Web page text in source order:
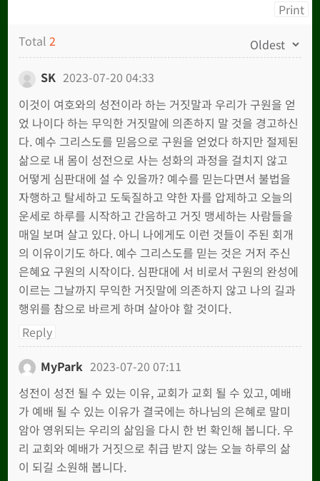
Print
Total2
SK 2023-07-20 04:33
이것이 여호와의 성전이라 하는 거짓말과 우리가 구원을 얻
었 나이다 하는 무익한 거짓말에 의존하지 말 것을 경고하신
다. 예수 그리스도를 믿음으로 구원을 얻었다 하지만 절제된
삶으로 내 몸이 성전으로 사는 성화의 과정을 걸치지 않고
어떻게 심판대에 설 수 있을까? 예수를 믿는다면서 불법을
자행하고 탈세하고 도둑질하고 약한 자를 압제하고 오늘의
운세로 하루를 시작하고 간음하고 거짓 맹세하는 사람들을
매일 보며 살고 있다. 아니 나에게도 이런 것들이 주된 회개
의 이유이기도 하다. 예수 그리스도를 믿는 것은 거저 주신
은혜요 구원의 시작이다. 심판대에 서 비로서 구원의 완성에
이르는 그날까지 무익한 거짓말에 의존하지 않고 나의 길과
행위를 참으로 바르게 하며 살아야 할 것이다.
Reply
MyPark 2023-07-20 07:11
성전이 성전 될 수 있는 이유, 교회가 교회 될 수 있고, 예배
가 예배 될 수 있는 이유가 결국에는 하나님의 은혜로 말미
암아 영위되는 우리의 삶임을 다시 한 번 확인해 봅니다. 우
리 교회와 예배가 거짓으로 취급 받지 않는 오늘 하루의 삶
이 되길 소원해 봅니다.